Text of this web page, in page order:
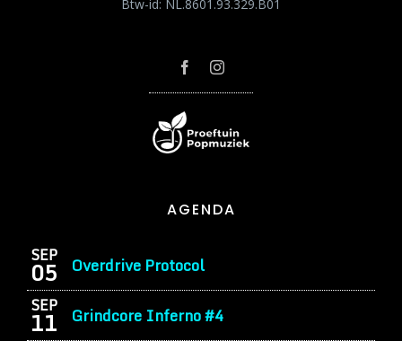
AGENDA
SEP
05 Overdrive Protocol
SEP
11 Grindcore Inferno #4
Btw-id: NL.8601.93.329.B01